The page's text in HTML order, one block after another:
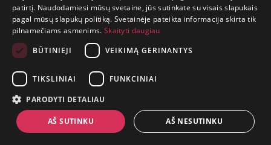
GYVENIMAS
TRUMPAS.
PATIRK
NUOTYKĮ.
+370 650 88860
P. Lukšio g. 2, Vilnius ("Sigma" teritorija)
patirtį. Naudodamiesi mūsų svetaine, jūs sutinkate su visais slapukais
pagal mūsų slapukų politiką. Svetainėje pateikta informacija skirta tik
pilnamečiams asmenims. Skaityti daugiau
BŪTINIEJI
VEIKIMĄ GERINANTYS
TIKSLINIAI FUNKCINIAI
PARODYTI DETALIAU
AŠ SUTINKU AŠ NESUTINKU